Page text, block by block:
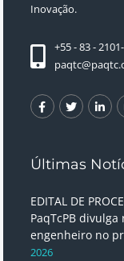
Inovação.
+55 - 83 -
Últimas
EDITAL DE
PaqTcPB
engenheiro no
2026